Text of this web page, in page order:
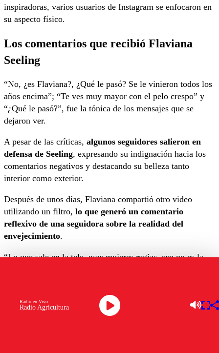
inspiradoras, varios usuarios de Instagram se enfocaron en
su aspecto físico.
Los comentarios que recibió Flaviana
Seeling
“No, ¿es Flaviana?, ¿Qué le pasó? Se le vinieron todos los
años encima”; “Te ves muy mayor con el pelo crespo” y
“¿Qué le pasó?”, fue la tónica de los mensajes que se
dejaron ver.
A pesar de las críticas, algunos seguidores salieron en
defensa de Seeling, expresando su indignación hacia los
comentarios negativos y destacando su belleza tanto
interior como exterior.
Después de unos días, Flaviana compartió otro video
utilizando un filtro, lo que generó un comentario
reflexivo de una seguidora sobre la realidad del
envejecimiento.
“Lo que sale en la tele, esas mujeres regias, eso no es la
cual, con arruguitas y todo, me sentí tan identificada, te
sentí como una de nosotras, yaún así hermosa, eres
bella, te mando un abrazo gigante y te quiero seguir
Radio Agricultura
Radio en Vivo